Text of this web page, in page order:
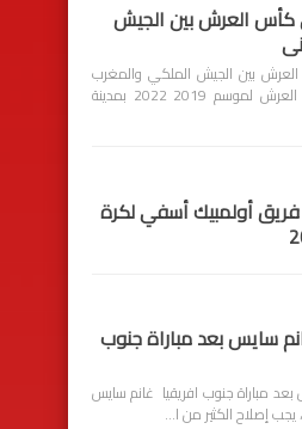
كأس العرش بين الجيش
بين الجيش الملكي والمغرب
التطواني نهائي مسابقة كأس العرش لموسم 2019 2022 بمدينة
فريق أولمبيك أسفي لكرة
سايس بعد مباراة جنوب
مباراة جنوب افريقيا غانم سايس
إصلاح الكثير من ا…